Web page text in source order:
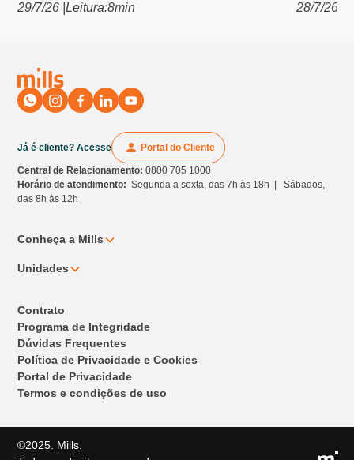
29/7/26 |Leitura:8min 28/7/26
Já é cliente? Acesse Portal do Cliente
Central de Relacionamento:0800 705 1000
Horário de atendimento:Segunda a sexta, das 7h às 18h | Sábados,
das 8h às 12h
Conheça a Mills
Unidades
Contrato
Programa de Integridade
Dúvidas Frequentes
Política de Privacidade e Cookies
Portal de Privacidade
Termos e condições de uso
©2025. Mills.